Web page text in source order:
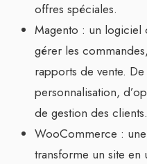
offres spéciales.
Magento : un logiciel
gérer les
rapports de vente.
personnalisation,
de gestion des clients.
WooCommerce :
transforme un site